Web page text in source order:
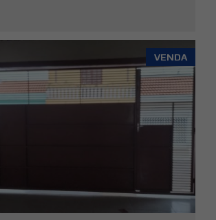
VENDA